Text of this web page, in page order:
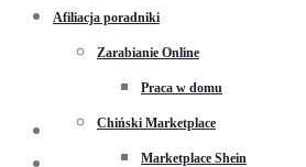
Afiliacja poradniki
Zarabianie Online
Praca w domu
Chiński Marketplace
Marketplace Shein